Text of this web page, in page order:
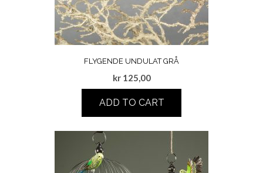
FLYGENDE UNDULAT GRÅ
kr125,00
ADD TO CART